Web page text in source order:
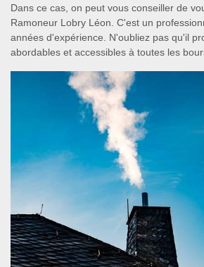
Dans ce cas, on peut vous conseiller de
Ramoneur Lobry Léon. C'est un
années d'expérience. N'oubliez pas qu'il
abordables et accessibles à toutes les